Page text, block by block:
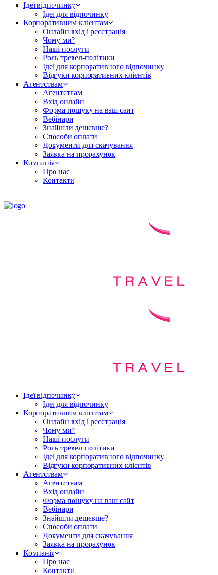
Ідеї відпочинку
Ідеї для відпочинку
Корпоративним кліентам
Онлайн вхід і реєстрація
Чому ми?
Наші послуги
Роль тревел-політики
Ідеї для корпоративного відпочинку
Відгуки корпоративних клієнтів
Агентствам
Агентствам
Вхід онлайн
Форма пошуку на ваш сайт
Вебінари
Знайшли дешевше?
Способи оплати
Документи для скачування
Заявка на прорахунок
Компанія
Про нас
Контакти
Ідеї відпочинку
Ідеї для відпочинку
Корпоративним кліентам
Онлайн вхід і реєстрація
Чому ми?
Наші послуги
Роль тревел-політики
Ідеї для корпоративного відпочинку
Відгуки корпоративних клієнтів
Агентствам
Агентствам
Вхід онлайн
Форма пошуку на ваш сайт
Вебінари
Знайшли дешевше?
Способи оплати
Документи для скачування
Заявка на прорахунок
Компанія
Про нас
Контакти